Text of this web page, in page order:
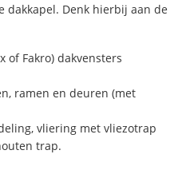
dakkapel. Denk hierbij aan de
of Fakro) dakvensters
ramen en deuren (met
vliering met vliezotrap
trap.